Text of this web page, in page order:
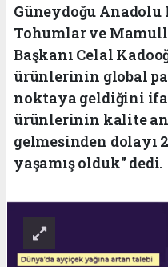
Güneydoğu
Tohumlar ve
Başkanı Celal
ürünlerinin global
noktaya geldiğini
ürünlerinin kalite
gelmesinden dolayı
yaşamış olduk" dedi.